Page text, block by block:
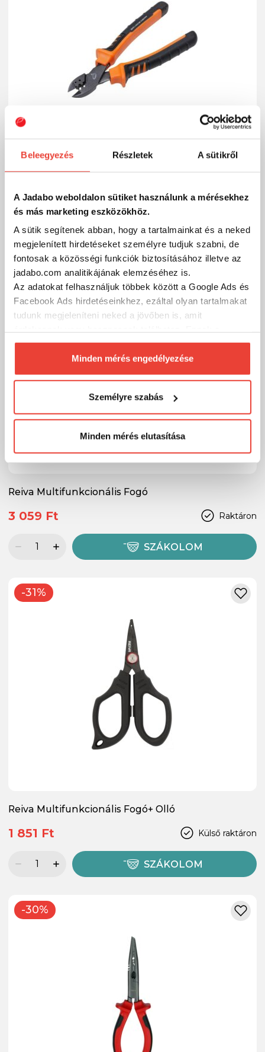
Beleegyezés Részletek A sütikről
A Jadabo weboldalon sütiket használunk a mérésekhez
és más marketing eszközökhöz.
A sütik segítenek abban, hogy a tartalmainkat és a neked
megjelenített hirdetéseket személyre tudjuk szabni, de
fontosak a közösségi funkciók biztosításához illetve az
jadabo.com analitikájának elemzéséhez is.
Az adatokat felhasználjuk többek között a Google Ads és
Facebook Ads hirdetéseinkhez, ezáltal olyan tartalmakat
tudunk megjeleníteni neked a jövőben is, amit
biztosításához arra kérünk, hogy engedd meg
számunkra minden mérés használatát.
Természetesensoha semmilyen formában nem fogunk
megváltoztathatod a döntésed ezzel kapcsolatban.
Előre is köszönjük!
Minden mérés engedélyezése
Személyre szabás
Minden mérés elutasítása
Savage Gear MP CUT and CRIMP PLIERS 16CM
Raktáron
4 340 Ft
SZÁKOLOM
-33%
Reiva Multifunkcionális Fogó
Raktáron
3 059 Ft
SZÁKOLOM
-31%
Reiva Multifunkcionális Fogó+ Olló
Külső raktáron
1 851 Ft
SZÁKOLOM
-30%